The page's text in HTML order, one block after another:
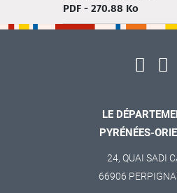
PDF - 270.88 Ko
LE
PYRÉNÉES-
24, QUAI SADI
66906